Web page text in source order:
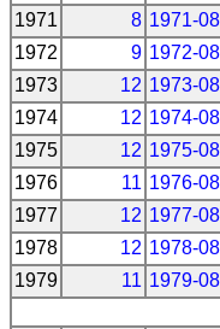
1971
8 1971-
1972
9 1972-
1973
12 1973-
1974
12 1974-
1975
12 1975-
1976
11 1976-
1977
12 1977-
1978
12 1978-
1979
11 1979-